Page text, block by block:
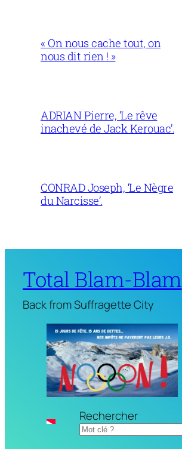
« On nous cache tout, on
nous dit rien ! »
ADRIAN Pierre, ‘Le rêve
inachevé de Jack Kerouac’.
CONRAD Joseph, ‘Le Nègre
du Narcisse’.
Total Blam-Blam
Back from Suffragette City
Rechercher